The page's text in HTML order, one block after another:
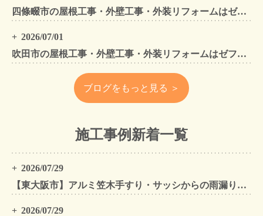
四條畷市の屋根工事・外壁工事・外装リフォームはゼファン！四條畷内の工事事例もご紹介
2026/07/01
吹田市の屋根工事・外壁工事・外装リフォームはゼファン！吹田市内の工事事例もご紹介
ブログをもっと見る ＞
施工事例新着一覧
2026/07/29
【東大阪市】アルミ笠木手すり・サッシからの雨漏りを解消｜外壁金属サイディングカバー工法
2026/07/29